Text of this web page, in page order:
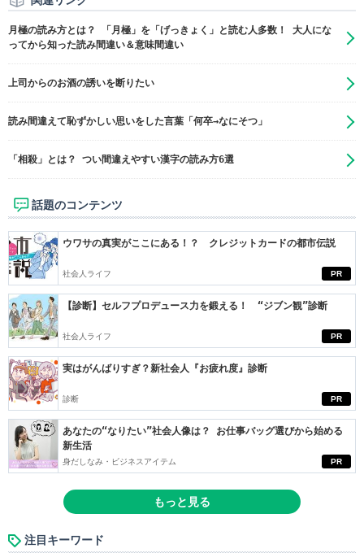
月極の読み方とは？ 「月極」を「げっきょく」と読む人多数！ 大人にな
ってから知った読み間違い＆意味間違い
上司からのお酒の誘いを断りたい
読み間違えて恥ずかしい思いをした言葉「何卒→なにそつ」
「相殺」とは？ つい間違えやすい漢字の読み方6選
話題のコンテンツ
PR
ウワサの真実がここにある！？ クレジットカードの都市伝説
社会人ライフ
PR
【診断】セルフプロデュース力を鍛える！ “ジブン観”診断
社会人ライフ
PR
実はがんばりすぎ？新社会人『お疲れ度』診断
診断
PR
あなたの“なりたい”社会人像は？ お仕事バッグ選びから始める
新生活
身だしなみ・ビジネスアイテム
もっと見る
注目キーワード